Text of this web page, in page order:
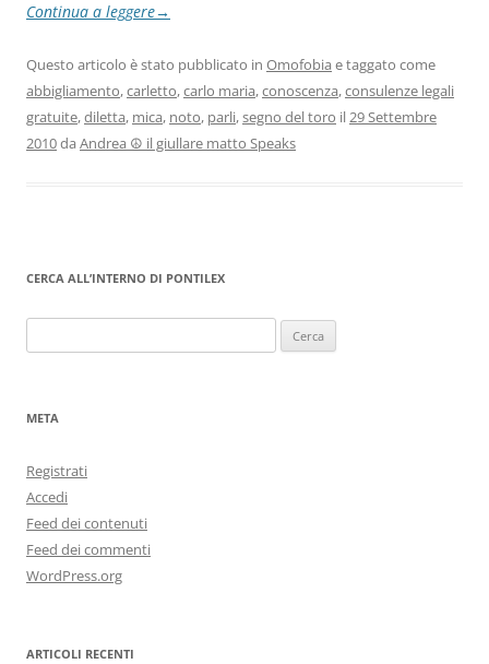
Continua a leggere→
Questo articolo è stato pubblicato in Omofobia e taggato come
abbigliamento,carletto,carlo maria,conoscenza,consulenze legali
gratuite,diletta, mica, noto, parli,segno del toro il29 Settembre
2010da Andrea ☮ il giullare matto Speaks
CERCA ALL’INTERNO DI PONTILEX
per:
META
Registrati
Accedi
Feed dei contenuti
Feed dei commenti
WordPress.org
ARTICOLI RECENTI